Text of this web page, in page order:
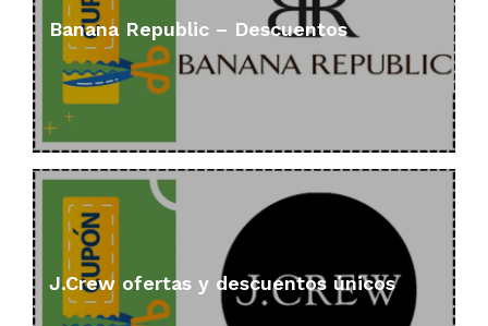
Banana Republic – Descuentos
J.Crew ofertas y descuentos únicos